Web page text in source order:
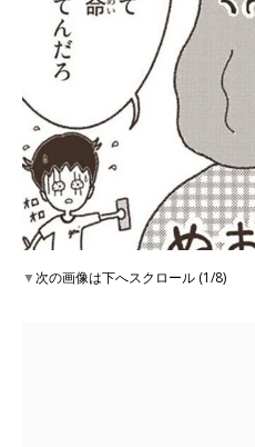
▼次の画像は下へスクロール (1/8)